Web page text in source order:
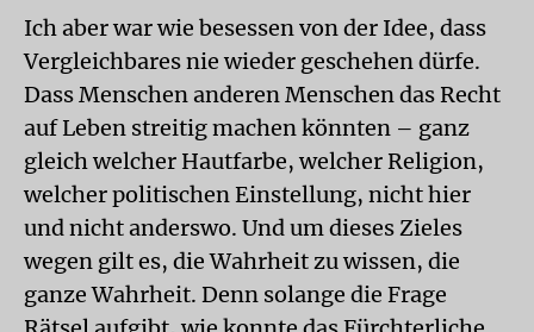
Ich aber war wie besessen von der Idee, dass
Vergleichbares nie wieder geschehen dürfe.
Dass Menschen anderen Menschen das Recht
auf Leben streitig machen könnten – ganz
gleich welcher Hautfarbe, welcher Religion,
welcher politischen Einstellung, nicht hier
und nicht anderswo. Und um dieses Zieles
wegen gilt es, die Wahrheit zu wissen, die
ganze Wahrheit. Denn solange die Frage